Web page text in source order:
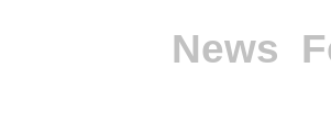
News